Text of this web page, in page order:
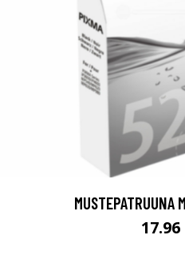
MUSTEPATRUUNA
17.96